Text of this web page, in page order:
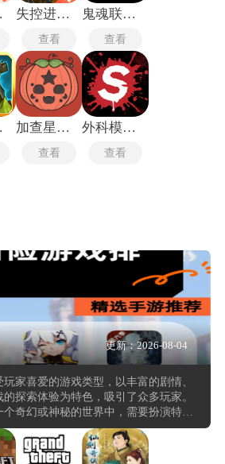
失控进化测试服
查看
鬼魂联机版
查看
加查星云南瓜
查看
外科模拟2013
查看
更新：2026-08-04
家喜爱的游戏类型，以丰富的剧情、
探索体验为特色，吸引了众多玩家。
奇幻或神秘的世界中，需要扮演特定
探索等方式完成各种任务，逐步揭开
的玩法多样，包括动作冒险、解谜冒
类型。例如，群星之子是一款神话题